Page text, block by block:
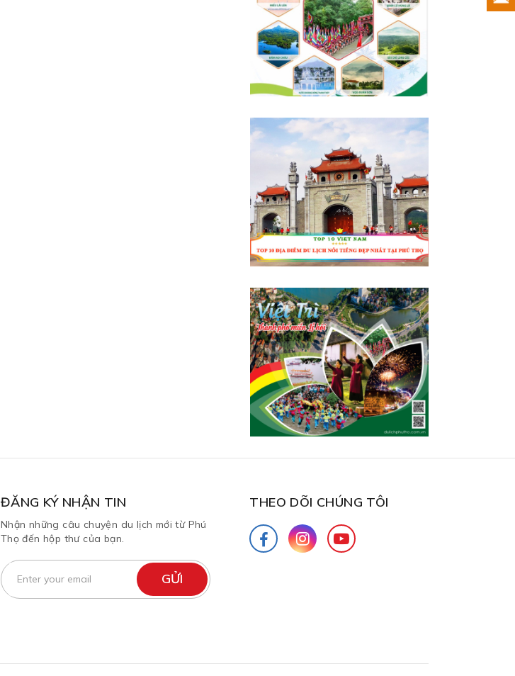
ĐĂNG KÝ NHẬN TIN
Nhận những câu chuyện du lịch mới từ Phú
Thọ đến hộp thư của bạn.
THEO DÕI CHÚNG TÔI